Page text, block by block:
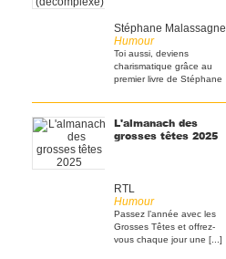
Stéphane Malassagne
Humour
Toi aussi, deviens
charismatique grâce au
premier livre de Stéphane
L'almanach des
grosses têtes 2025
RTL
Humour
Passez l’année avec les
Grosses Têtes et offrez-
vous chaque jour une [...]